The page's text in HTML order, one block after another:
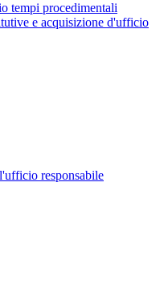
tempi procedimentali
e acquisizione d'ufficio
responsabile